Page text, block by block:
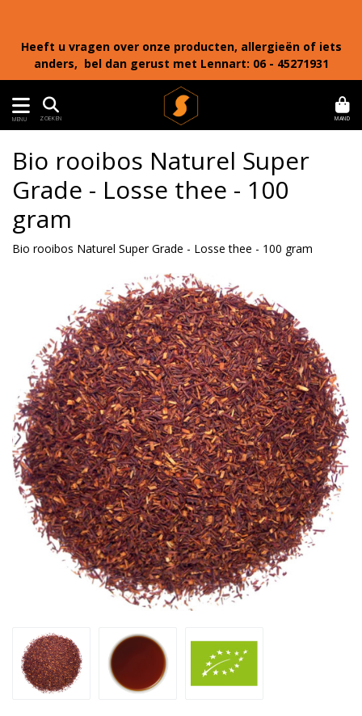
Heeft u vragen over onze producten, allergieën of iets
anders, bel dan gerust met Lennart: 06 - 45271931
MENU ZOEKEN MAND
Bio rooibos Naturel Super
Grade - Losse thee - 100
gram
Bio rooibos Naturel Super Grade - Losse thee - 100 gram